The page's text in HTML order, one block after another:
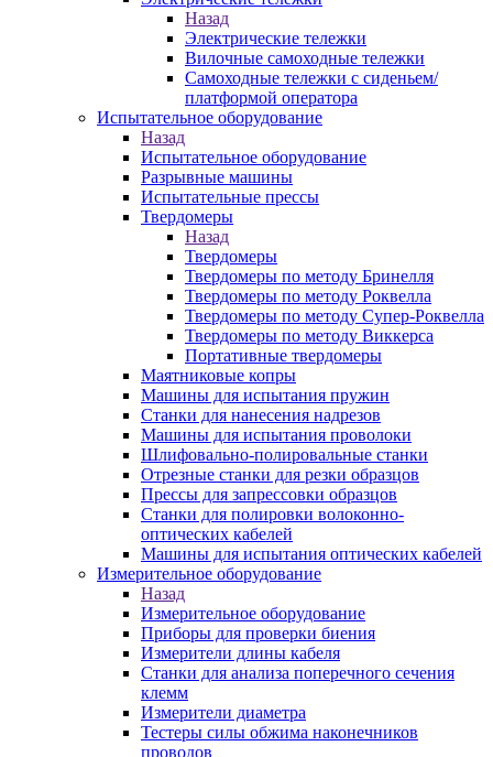
Назад
Электрические тележки
Вилочные самоходные тележки
Самоходные тележки с сиденьем/
платформой оператора
Испытательное оборудование
Назад
Испытательное оборудование
Разрывные машины
Испытательные прессы
Твердомеры
Назад
Твердомеры
Твердомеры по методу Бринелля
Твердомеры по методу Роквелла
Твердомеры по методу Супер-Роквелла
Твердомеры по методу Виккерса
Портативные твердомеры
Маятниковые копры
Машины для испытания пружин
Станки для нанесения надрезов
Машины для испытания проволоки
Шлифовально-полировальные станки
Отрезные станки для резки образцов
Прессы для запрессовки образцов
Станки для полировки волоконно-
оптических кабелей
Машины для испытания оптических кабелей
Измерительное оборудование
Назад
Измерительное оборудование
Приборы для проверки биения
Измерители длины кабеля
Станки для анализа поперечного сечения
клемм
Измерители диаметра
Тестеры силы обжима наконечников
проводов